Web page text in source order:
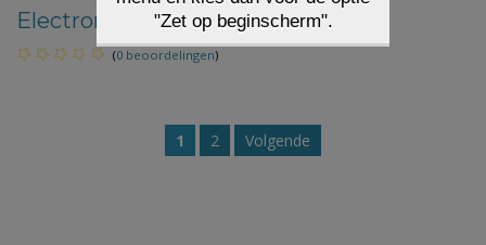
Electronstraat
(0 beoordelingen)
1 2 Volgende